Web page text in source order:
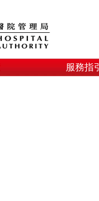
服務指引